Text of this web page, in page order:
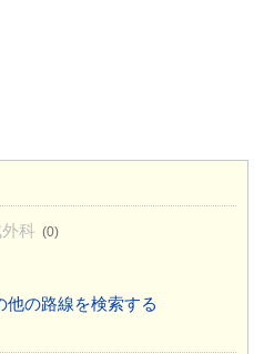
科 (0)
の路線を検索する